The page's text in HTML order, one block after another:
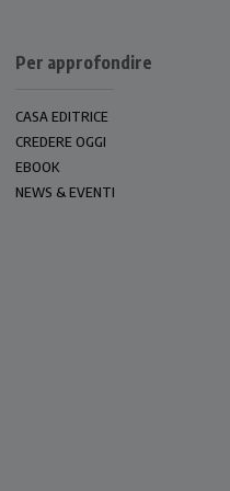
Per approfondire
CASA EDITRICE
CREDERE OGGI
EBOOK
NEWS & EVENTI